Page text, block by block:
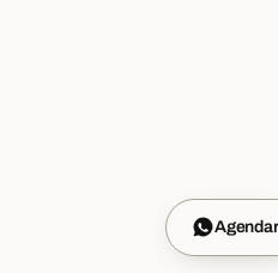
Agendar